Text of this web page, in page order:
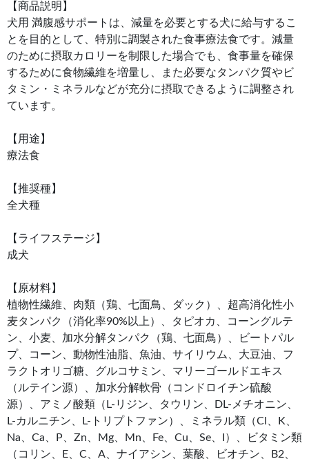
【商品説明】
犬用 満腹感サポートは、減量を必要とする犬に給与するこ
とを目的として、特別に調製された食事療法食です。減量
のために摂取カロリーを制限した場合でも、食事量を確保
するために食物繊維を増量し、また必要なタンパク質やビ
タミン・ミネラルなどが充分に摂取できるように調整され
ています。
【用途】
療法食
【推奨種】
全犬種
【ライフステージ】
成犬
【原材料】
植物性繊維、肉類（鶏、七面鳥、ダック）、超高消化性小
麦タンパク（消化率90%以上）、タピオカ、コーングルテ
ン、小麦、加水分解タンパク（鶏、七面鳥）、ビートパル
プ、コーン、動物性油脂、魚油、サイリウム、大豆油、フ
ラクトオリゴ糖、グルコサミン、マリーゴールドエキス
（ルテイン源）、加水分解軟骨（コンドロイチン硫酸
源）、アミノ酸類（L-リジン、タウリン、DL-メチオニン、
L-カルニチン、L-トリプトファン）、ミネラル類（Cl、K、
Na、Ca、P、Zn、Mg、Mn、Fe、Cu、Se、I）、ビタミン類
（コリン、E、C、A、ナイアシン、葉酸、ビオチン、B2、